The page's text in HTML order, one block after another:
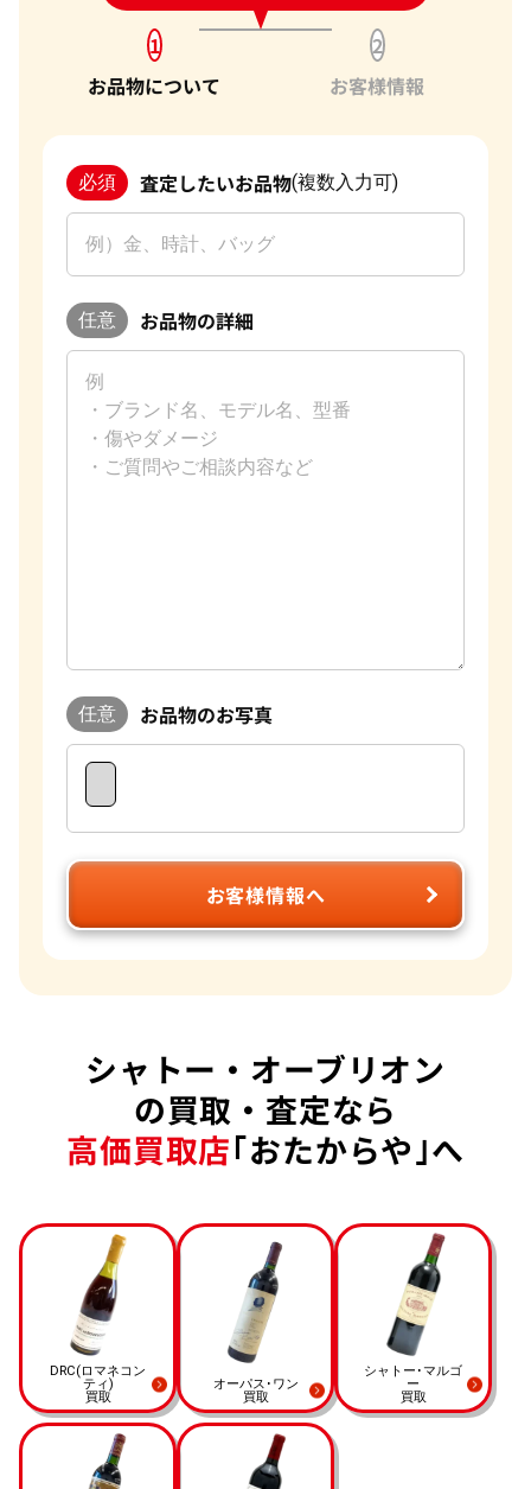
1
お品物について
2
お客様情報
必須 査定したいお品物(複数入力可)
任意 お品物の詳細
任意 お品物のお写真
お客様情報へ
シャトー・オーブリオン
の買取・査定なら
高価買取店｢おたからや｣へ
DRC(ロマネコン
ティ)
買取
オーパス･ワン
買取
シャトー･マルゴ
ー
買取